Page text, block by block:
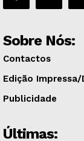
Sobre Nós:
Contactos
Edição
Publicidade
Últimas: